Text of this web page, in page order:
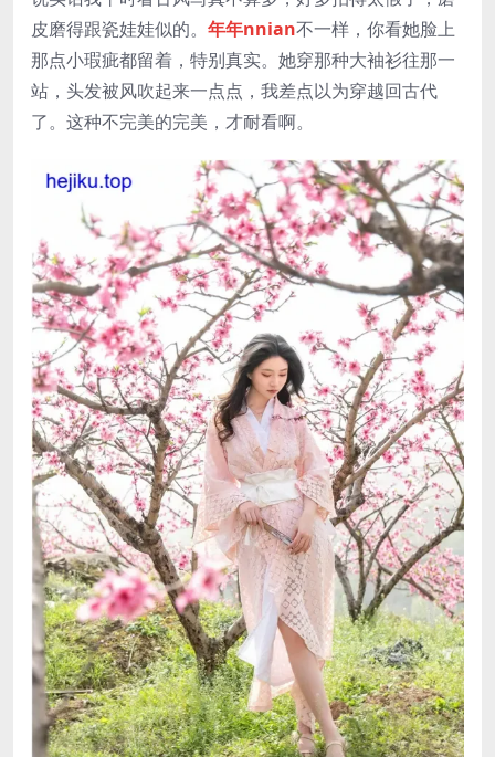
皮磨得跟瓷娃娃似的。 年年nnian不一样，你看她脸上
那点小瑕疵都留着，特别真实。她穿那种大袖衫往那一
站，头发被风吹起来一点点，我差点以为穿越回古代
了。这种不完美的完美，才耐看啊。